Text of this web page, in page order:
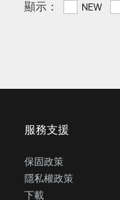
顯示： NEW
服務支援
保固政策
隱私權政策
下載